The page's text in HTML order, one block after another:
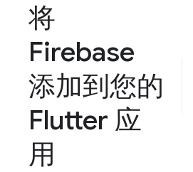
将
Firebase
添加到您的
Flutter 应
用